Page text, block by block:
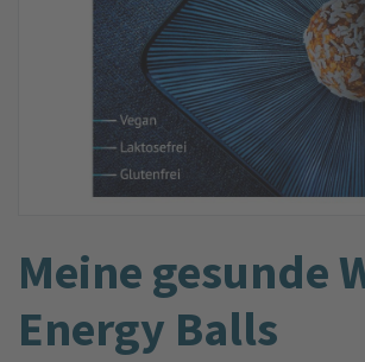
Meine gesunde
Energy Balls